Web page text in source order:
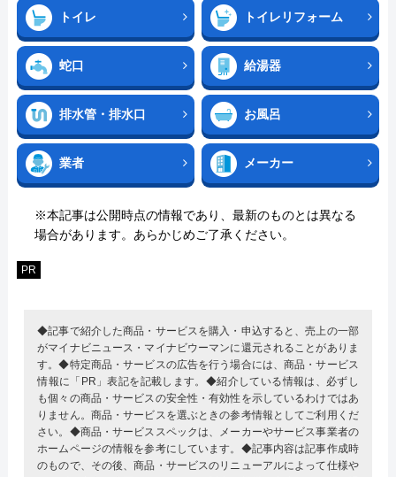
トイレ トイレリフォーム
蛇口 給湯器
排水管・排水口 お風呂
業者 メーカー
※本記事は公開時点の情報であり、最新のものとは異なる
場合があります。あらかじめご了承ください。
PR
◆記事で紹介した商品・サービスを購入・申込すると、売上の一部
がマイナビニュース・マイナビウーマンに還元されることがありま
す。◆特定商品・サービスの広告を行う場合には、商品・サービス
情報に「PR」表記を記載します。◆紹介している情報は、必ずし
も個々の商品・サービスの安全性・有効性を示しているわけではあ
りません。商品・サービスを選ぶときの参考情報としてご利用くだ
さい。◆商品・サービススペックは、メーカーやサービス事業者の
ホームページの情報を参考にしています。◆記事内容は記事作成時
のもので、その後、商品・サービスのリニューアルによって仕様や